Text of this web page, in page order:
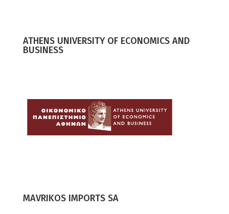
ATHENS UNIVERSITY OF ECONOMICS AND
BUSINESS
MAVRIKOS IMPORTS SA